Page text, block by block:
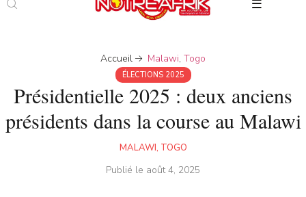
Accueil Malawi,Togo
ÉLECTIONS 2025
Présidentielle 2025 : deux anciens
présidents dans la course au Malawi
MALAWI, TOGO
Publié le août 4, 2025